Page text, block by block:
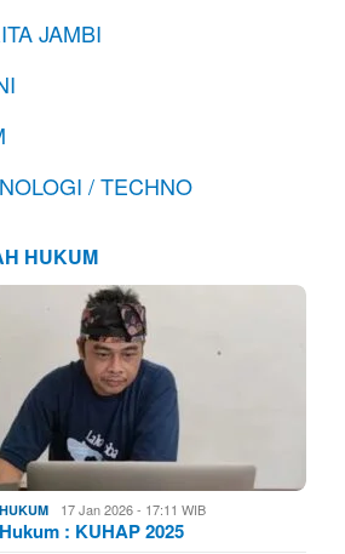
JAMBI
/ TECHNO
HUKUM
17 Jan 2026 - 17:11 WIB
: KUHAP 2025